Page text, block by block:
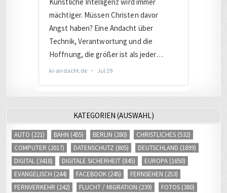
KATEGORIEN (AUSWAHL)
AUTO (221) BAHN (455) BERLIN (280) CHRISTLICHES (532)
COMPUTER (2017) DATENSCHUTZ (805) DEUTSCHLAND (1899)
DIGITAL (3418) DIGITALE SICHERHEIT (845) EUROPA (1650)
EVANGELISCH (244) FACEBOOK (245) FERNSEHEN (253)
FERNVERKEHR (242) FLUCHT / MIGRATION (239) FOTOS (380)